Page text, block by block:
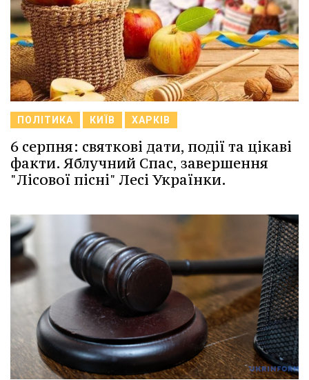
ПОЛІТИКА КИЇВ ХАРКІВ
6 серпня: святкові дати, події та цікаві
факти. Яблучний Спас, завершення
"Лісової пісні" Лесі Українки.